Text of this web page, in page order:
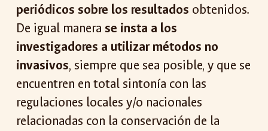
periódicos sobre los resultados obtenidos.
De igual manera se insta a los
investigadores a utilizar métodos no
invasivos, siempre que sea posible, y que se
encuentren en total sintonía con las
regulaciones locales y/o nacionales
relacionadas con la conservación de la